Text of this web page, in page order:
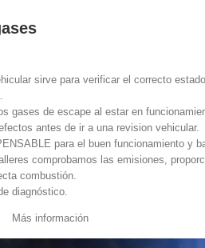
sirve para verificar el correcto
gases de escape al estar en
antes de ir a una revision vehicular.
para el buen funcionamiento y
comprobamos las emisiones,
combustión.
diagnóstico.
Más información